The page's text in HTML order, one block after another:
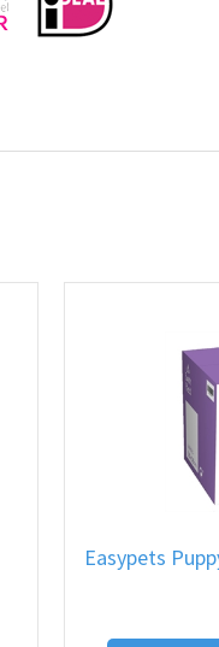
Easypets